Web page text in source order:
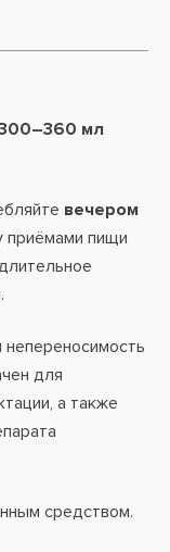
мл
вечером
приёмами пищи
непереносимость
для
а также
средством.